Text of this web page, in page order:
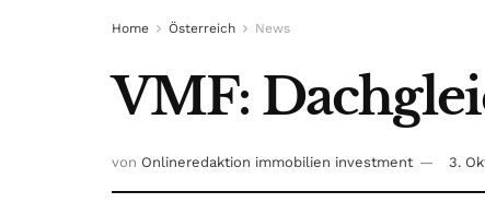
Home Österreich News
VMF:
von Onlineredaktion immobilien investment 3.